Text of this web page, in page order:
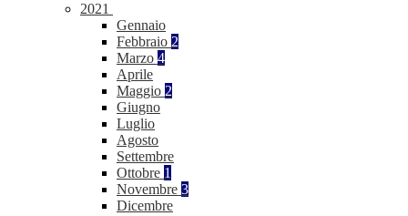
2021
Gennaio
Febbraio 2
Marzo 4
Aprile
Maggio 2
Giugno
Luglio
Agosto
Settembre
Ottobre 1
Novembre 3
Dicembre